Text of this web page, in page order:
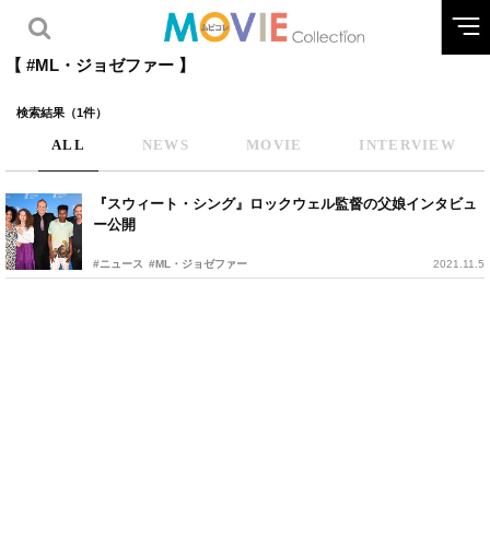
【 #ML・ジョゼファー 】
検索結果（1件）
ALL NEWS MOVIE INTERVIEW
『スウィート・シング』ロックウェル監督の父娘インタビュ
ー公開
#ニュース #ML・ジョゼファー 2021.11.5